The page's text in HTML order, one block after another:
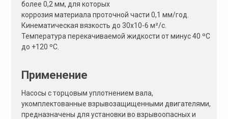
более 0,2 мм, для которых
коррозия материала проточной части 0,1 мм/год.
Кинематическая вязкость до 30х10-6 м²/с.
Температура перекачиваемой жидкости от минус 40 ºС
до +120 ºС.
Применение
Насосы с торцовым уплотнением вала,
укомплектованные взрывозащищенными двигателями,
предназначены для установки во взрывоопасных и